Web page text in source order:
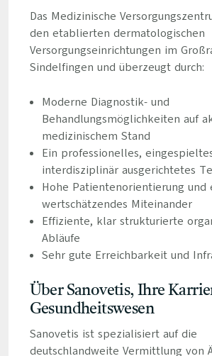
Das Medizinische
den etablierten dermatologischen
Versorgungseinrichtungen im
Sindelfingen und überzeugt durch:
Moderne Diagnostik- und
Behandlungsmöglichkeiten auf
medizinischem Stand
Ein professionelles,
interdisziplinär ausgerichtetes
Hohe Patientenorientierung und
wertschätzendes Miteinander
Effiziente, klar strukturierte
Abläufe
Sehr gute Erreichbarkeit und
Über Sanovetis, Ihre
Gesundheitswesen
Sanovetis ist spezialisiert auf die
deutschlandweite Vermittlung von